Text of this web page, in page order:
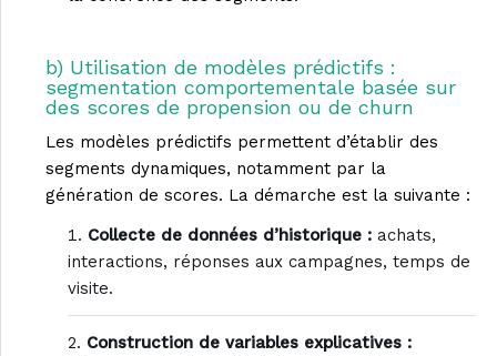
b) Utilisation de modèles prédictifs :
segmentation comportementale basée sur
des scores de propension ou de churn
Les modèles prédictifs permettent d’établir des
segments dynamiques, notamment par la
génération de scores. La démarche est la suivante :
Collecte de données d’historique : achats,
interactions, réponses aux campagnes, temps de
visite.
Construction de variables explicatives :